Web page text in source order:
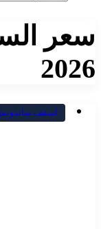
سعر
2026
اسقف